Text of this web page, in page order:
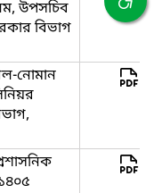
উপসচিব
বিভাগ
নোমান